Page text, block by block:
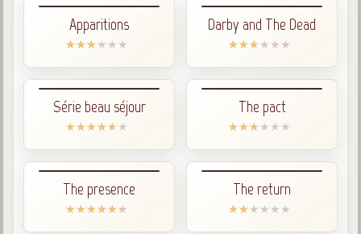
La doctrine d'Allan Kardec
Esprits
Médiums
Les fondateurs
Allan Kardec
Apparitions Darby and The Dead
Série beau séjour The pact
The presence The return